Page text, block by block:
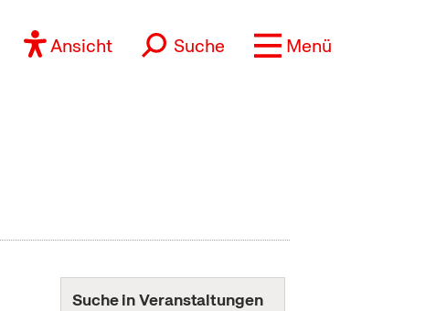
Ansicht Suche Menü
Suche in Veranstaltungen